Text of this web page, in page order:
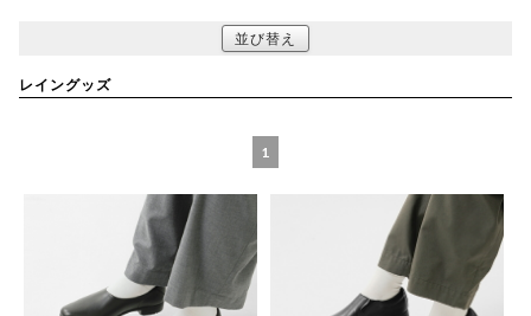
並び替え
レイングッズ
1